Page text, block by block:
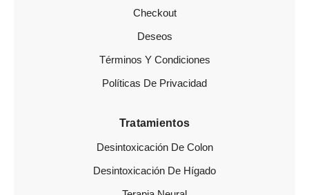
Checkout
Deseos
Términos Y Condiciones
Políticas De Privacidad
Tratamientos
Desintoxicación De Colon
Desintoxicación De Hígado